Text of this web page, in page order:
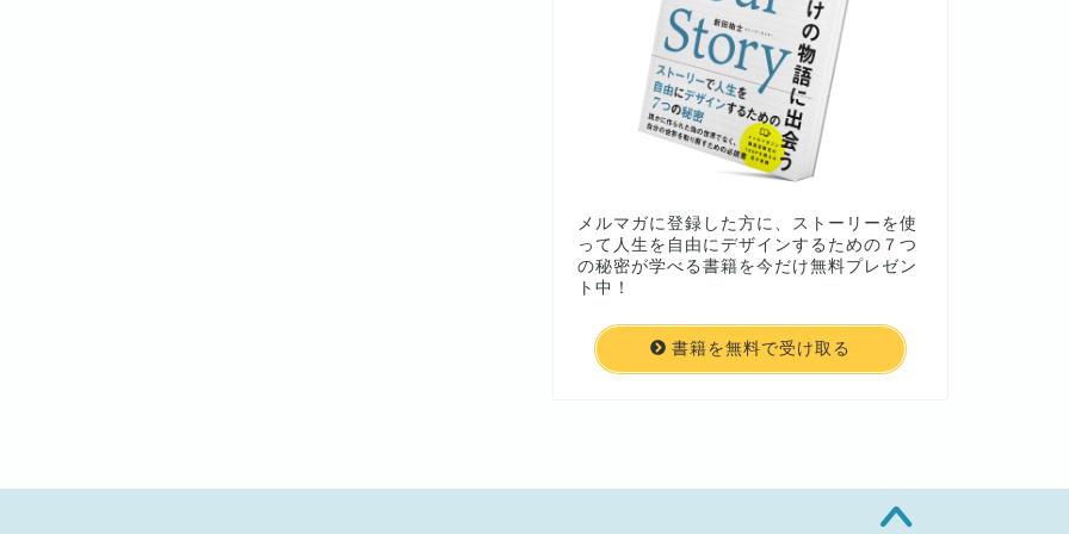
メルマガに登録した方に、ストーリーを使
って人生を自由にデザインするための７つ
の秘密が学べる書籍を今だけ無料プレゼン
ト中！
書籍を無料で受け取る